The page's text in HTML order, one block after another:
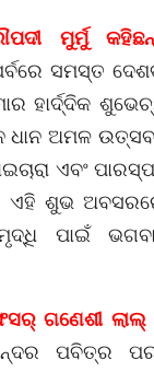
ମୁର୍ମୁ
ସମସ୍ତ
ହାର୍ଦ୍ଦିକ
ଧାନ ଅମଳ
ଏବଂ
ଏହି ଶୁଭ
ପାଇଁ
ଗଣେଶୀ ଲାଲ୍
ପବିତ୍ର